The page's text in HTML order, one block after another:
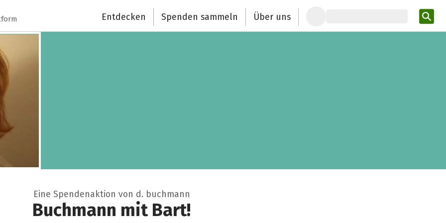
Entdecken Spenden sammeln Über uns
Eine Spendenaktion von d. buchmann
Buchmann mit Bart!